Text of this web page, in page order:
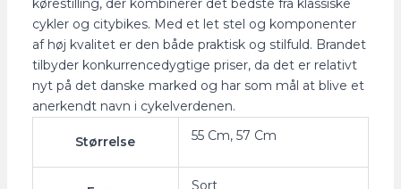
kørestilling, der kombinerer det bedste fra klassiske
cykler og citybikes. Med et let stel og komponenter
af høj kvalitet er den både praktisk og stilfuld. Brandet
tilbyder konkurrencedygtige priser, da det er relativt
nyt på det danske marked og har som mål at blive et
anerkendt navn i cykelverdenen.
Størrelse 55 Cm, 57 Cm